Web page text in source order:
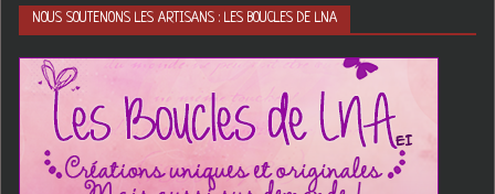
NOUS SOUTENONS LES ARTISANS : LES BOUCLES DE LNA